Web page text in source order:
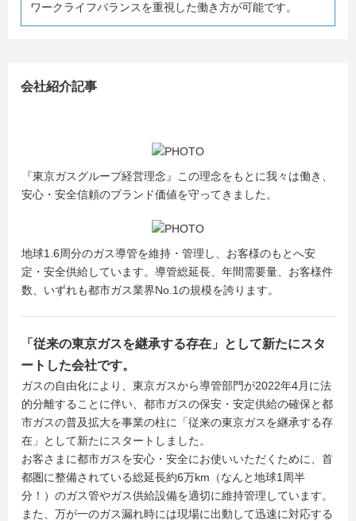
ワークライフバランスを重視した働き方が可能です。
会社紹介記事
『東京ガスグループ経営理念』この理念をもとに我々は働き、
安心・安全信頼のブランド価値を守ってきました。
地球1.6周分のガス導管を維持・管理し、お客様のもとへ安
定・安全供給しています。導管総延長、年間需要量、お客様件
数、いずれも都市ガス業界No.1の規模を誇ります。
「従来の東京ガスを継承する存在」として新たにスタ
ートした会社です。
ガスの自由化により、東京ガスから導管部門が2022年4月に法
的分離することに伴い、都市ガスの保安・安定供給の確保と都
市ガスの普及拡大を事業の柱に「従来の東京ガスを継承する存
在」として新たにスタートしました。
お客さまに都市ガスを安心・安全にお使いいただくために、首
都圏に整備されている総延長約6万km（なんと地球1周半
分！）のガス管やガス供給設備を適切に維持管理しています。
また、万が一のガス漏れ時には現場に出動して迅速に対応する